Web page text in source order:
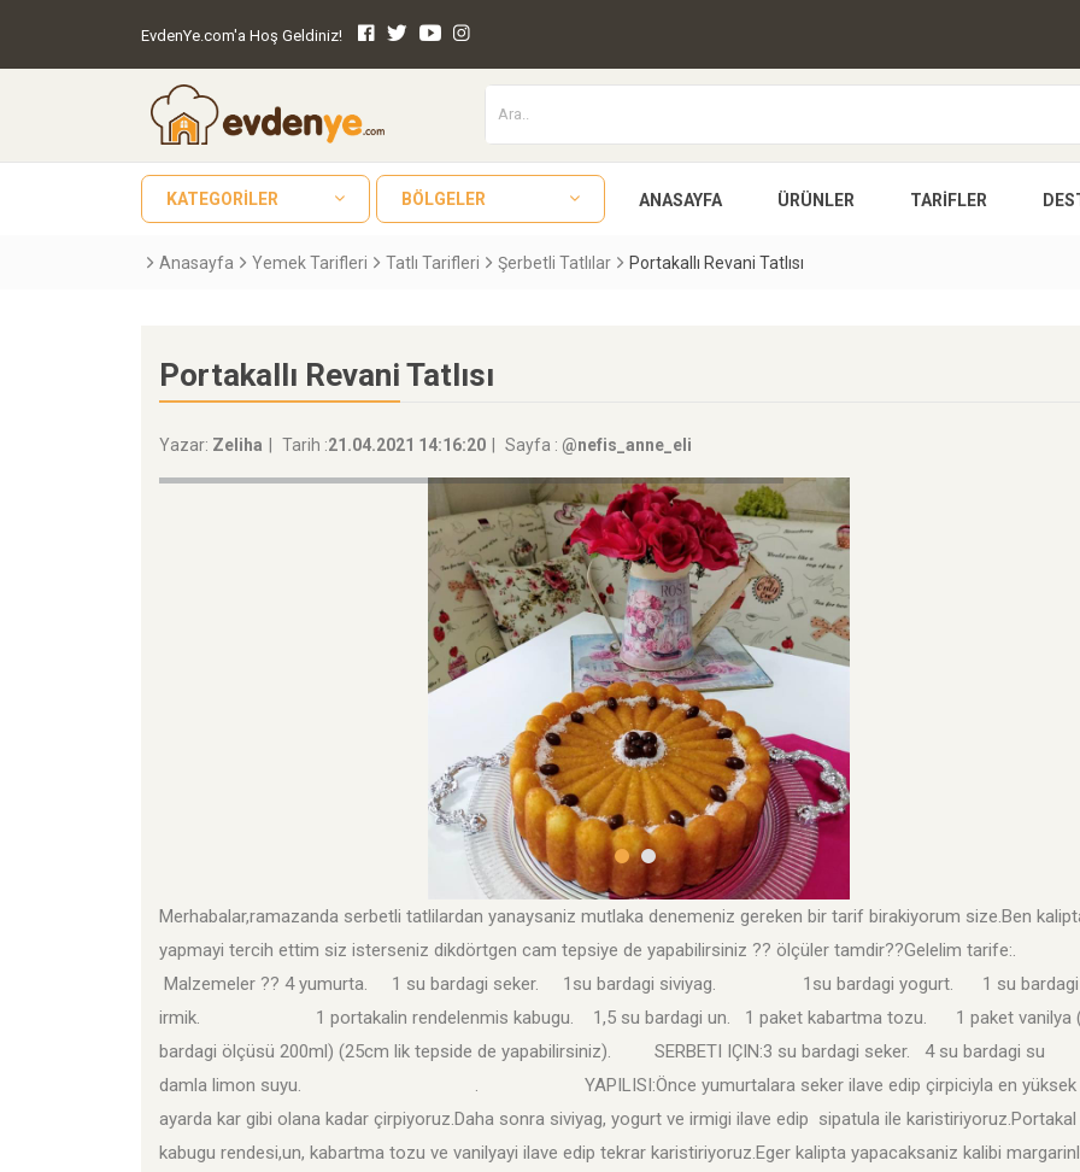
EvdenYe.com'a Hoş Geldiniz!
KATEGORILER BÖLGELER ANASAYFA ÜRÜNLER TARIFLER
Anasayfa Yemek Tarifleri Tatlı Tarifleri Şerbetli Tatlılar Portakallı Revani Tatlısı
Portakallı Revani Tatlısı
Yazar: Zeliha Tarih :21.04.2021 14:16:20 Sayfa : @nefis_anne_eli
Merhabalar,ramazanda serbetli tatlilardan yanaysaniz mutlaka denemeniz gereken bir tarif birakiyorum size.Ben
yapmayi tercih ettim siz isterseniz dikdörtgen cam tepsiye de yapabilirsiniz ?? ölçüler tamdir??Gelelim tarife:.
Malzemeler ?? 4 yumurta. 1 su bardagi seker. 1su bardagi siviyag. 1su bardagi yogurt. 1 su bardagi
irmik. 1 portakalin rendelenmis kabugu. 1,5 su bardagi un. 1 paket kabartma tozu. 1 paket vanilya
bardagi ölçüsü 200ml) (25cm lik tepside de yapabilirsiniz). SERBETI IÇIN:3 su bardagi seker. 4 su bardagi su
damla limon suyu. . YAPILISI:Önce yumurtalara seker ilave edip çirpiciyla en yüksek
ayarda kar gibi olana kadar çirpiyoruz.Daha sonra siviyag, yogurt ve irmigi ilave edip sipatula ile karistiriyoruz.Portakal
kabugu rendesi,un, kabartma tozu ve vanilyayi ilave edip tekrar karistiriyoruz.Eger kalipta yapacaksaniz kalibi